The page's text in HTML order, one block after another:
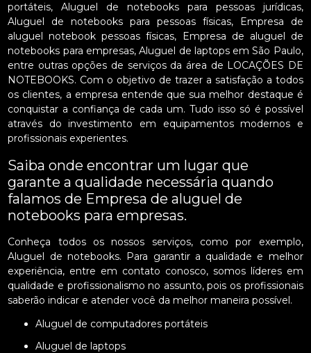
portáteis, Aluguel de notebooks para pessoas jurídicas,
Aluguel de notebooks para pessoas físicas, Empresa de
aluguel notebook pessoas físicas, Empresa de aluguel de
notebooks para empresas, Aluguel de laptops em São Paulo,
entre outras opções de serviços da área de LOCAÇÕES DE
NOTEBOOKS. Com o objetivo de trazer a satisfação a todos
os clientes, a empresa entende que sua melhor destaque é
conquistar a confiança de cada um. Tudo isso só é possível
através do investimento em equipamentos modernos e
profissionais experientes.
Saiba onde encontrar um lugar que
garante a qualidade necessária quando
falamos de Empresa de aluguel de
notebooks para empresas.
Conheça todos os nossos serviços, como por exemplo,
Aluguel de notebooks. Para garantir a qualidade e melhor
experiência, entre em contato conosco, somos líderes em
qualidade e profissionalismo no assunto, pois os profissionais
saberão indicar e atender você da melhor maneira possível.
Aluguel de computadores portáteis
Aluguel de laptops